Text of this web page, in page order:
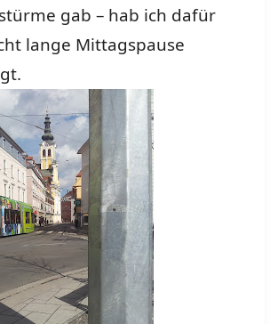
gab – hab ich dafür
lange Mittagspause